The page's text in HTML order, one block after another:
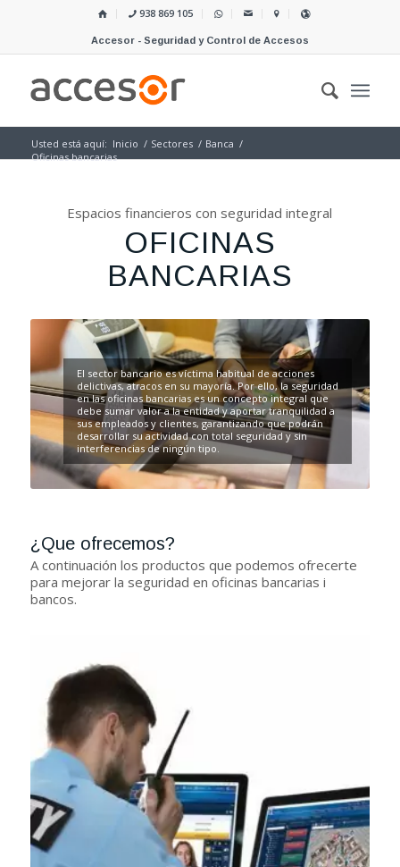
938 869 105
Accesor - Seguridad y Control de Accesos
Usted está aquí: Inicio / Sectores / Banca /
Oficinas bancarias
Espacios financieros con seguridad integral
OFICINAS
BANCARIAS
El sector bancario es víctima habitual de acciones
delictivas, atracos en su mayoría. Por ello, la seguridad
en las oficinas bancarias es un concepto integral que
debe sumar valor a la entidad y aportar tranquilidad a
sus empleados y clientes, garantizando que podrán
desarrollar su actividad con total seguridad y sin
interferencias de ningún tipo.
¿Que ofrecemos?
A continuación los productos que podemos ofrecerte
para mejorar la seguridad en oficinas bancarias i
bancos.